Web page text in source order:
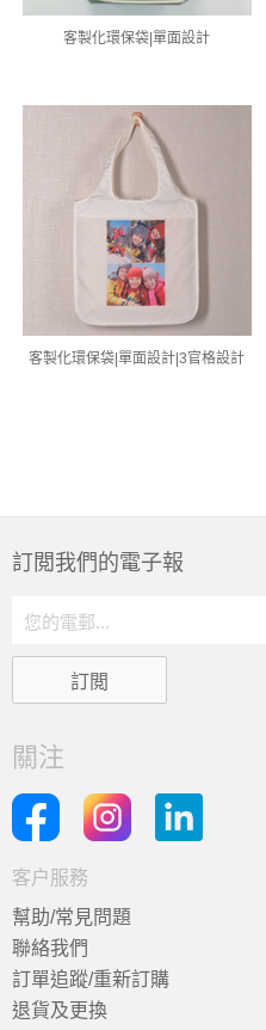
客製化環保袋|單面設計
客製化環保袋|單面設計|3官格設計
訂閲我們的電子報
關注
客户服務
幫助/常見問題
聯絡我們
訂單追蹤/重新訂購
退貨及更換